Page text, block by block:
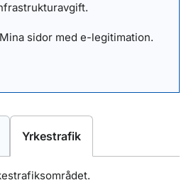
sidor med e-legitimation.
inom
E-tjänster inom
Yrkestrafik